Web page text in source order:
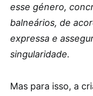
esse género,
balneários, de
expressa e
singularidade.
Mas para isso, a